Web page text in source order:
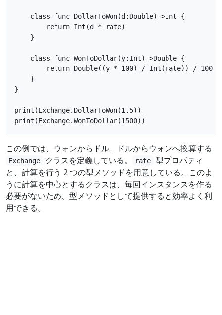
    class func DollarToWon(d:Double)->Int {
        return Int(d * rate)
    }
    class func WonToDollar(y:Int)->Double {
        return Double((y * 100) / Int(rate)) / 100
    }
}
print(Exchange.DollarToWon(1.5))
この例では、ウォンからドル、ドルからウォンへ換算する
Exchange クラスを定義している。 rate
型プロパティ
と、計算を行う 2 つの型メソッドを用意している。このよ
うに計算を中心とするクラスは、毎回インスタンスを作る
必要がないため、型メソッドとして提供すると効率よく利
用できる。